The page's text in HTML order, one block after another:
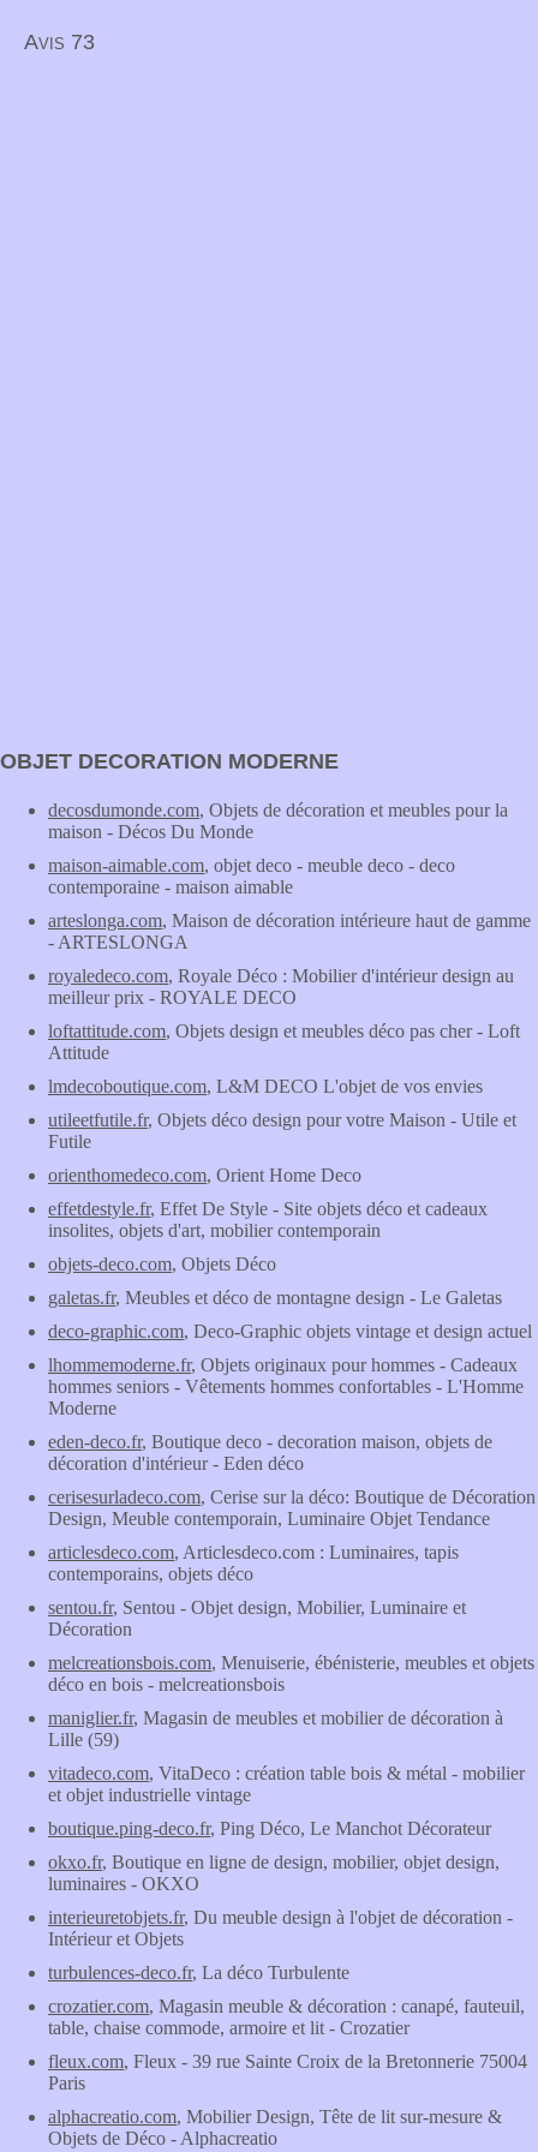
Avis 73
OBJET DECORATION MODERNE
decosdumonde.com, Objets de décoration et meubles pour la
maison - Décos Du Monde
maison-aimable.com, objet deco - meuble deco - deco
contemporaine - maison aimable
arteslonga.com, Maison de décoration intérieure haut de gamme
- ARTESLONGA
royaledeco.com, Royale Déco : Mobilier d'intérieur design au
meilleur prix - ROYALE DECO
loftattitude.com, Objets design et meubles déco pas cher - Loft
Attitude
lmdecoboutique.com, L&M DECO L'objet de vos envies
utileetfutile.fr, Objets déco design pour votre Maison - Utile et
Futile
orienthomedeco.com, Orient Home Deco
effetdestyle.fr, Effet De Style - Site objets déco et cadeaux
insolites, objets d'art, mobilier contemporain
objets-deco.com, Objets Déco
galetas.fr, Meubles et déco de montagne design - Le Galetas
deco-graphic.com, Deco-Graphic objets vintage et design actuel
lhommemoderne.fr, Objets originaux pour hommes - Cadeaux
hommes seniors - Vêtements hommes confortables - L'Homme
Moderne
eden-deco.fr, Boutique deco - decoration maison, objets de
décoration d'intérieur - Eden déco
cerisesurladeco.com, Cerise sur la déco: Boutique de Décoration
Design, Meuble contemporain, Luminaire Objet Tendance
articlesdeco.com, Articlesdeco.com : Luminaires, tapis
contemporains, objets déco
sentou.fr, Sentou - Objet design, Mobilier, Luminaire et
Décoration
melcreationsbois.com, Menuiserie, ébénisterie, meubles et objets
déco en bois - melcreationsbois
maniglier.fr, Magasin de meubles et mobilier de décoration à
Lille (59)
vitadeco.com, VitaDeco : création table bois & métal - mobilier
et objet industrielle vintage
boutique.ping-deco.fr, Ping Déco, Le Manchot Décorateur
okxo.fr, Boutique en ligne de design, mobilier, objet design,
luminaires - OKXO
interieuretobjets.fr, Du meuble design à l'objet de décoration -
Intérieur et Objets
turbulences-deco.fr, La déco Turbulente
crozatier.com, Magasin meuble & décoration : canapé, fauteuil,
table, chaise commode, armoire et lit - Crozatier
fleux.com, Fleux - 39 rue Sainte Croix de la Bretonnerie 75004
Paris
alphacreatio.com, Mobilier Design, Tête de lit sur-mesure &
Objets de Déco - Alphacreatio